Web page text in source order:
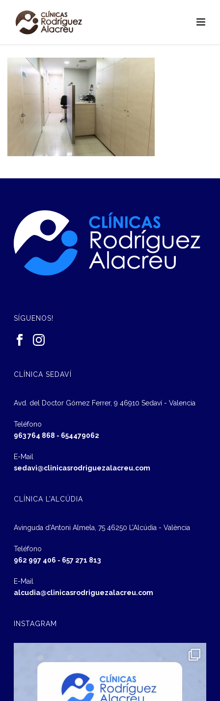
SÍGUENOS!
CLÍNICA SEDAVÍ
Avd. del Doctor Gómez Ferrer, 9 46910 Sedaví - Valencia
Teléfono
963 764 868 - 654479062
E-Mail
sedavi@clinicasrodriguezalacreu.com
CLÍNICA L’ALCÚDIA
Avinguda d‘Antoni Almela, 75 46250 L’Alcúdia - València
Teléfono
962 997 406 - 657 271 813
E-Mail
alcudia@clinicasrodriguezalacreu.com
INSTAGRAM